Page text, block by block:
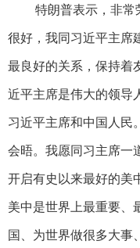
特朗普表示，非
很好，我同习近平主席
最良好的关系，保持着
近平主席是伟大的领导
习近平主席和中国人民
会晤。我愿同习主席一
开启有史以来最好的美
美中是世界上最重要、
国、为世界做很多大事